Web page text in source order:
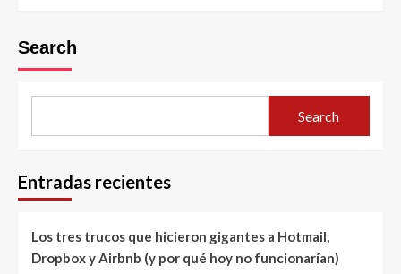
Search
Search
Entradas recientes
Los tres trucos que hicieron gigantes a Hotmail,
Dropbox y Airbnb (y por qué hoy no funcionarían)